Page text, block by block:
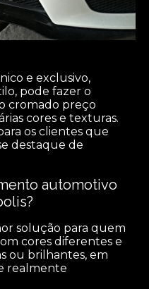
e exclusivo,
pode fazer o
cromado preço
cores e texturas.
os clientes que
destaque de
automotivo
solução para quem
cores diferentes e
ou brilhantes, em
realmente